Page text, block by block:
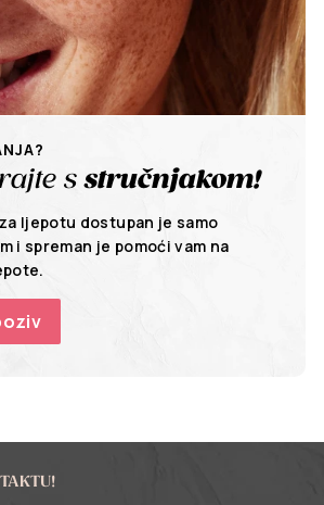
sstručnjakom!
ljepotu dostupan je samo
i spreman je pomoći vam na